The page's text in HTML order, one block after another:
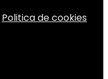
Politica de cookies